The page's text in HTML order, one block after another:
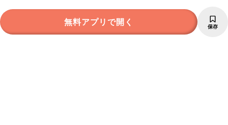
無料アプリで開く 保存